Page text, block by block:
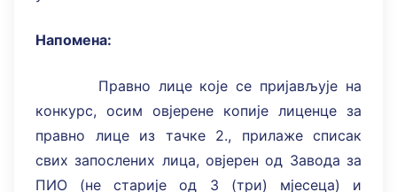
Напомена:
Правно лице које се пријављује на
конкурс, осим овјерене копије лиценце за
правно лице из тачке 2., прилаже списак
свих запослених лица, овјерен од Завода за
ПИО (не старије од 3 (три) мјесеца) и